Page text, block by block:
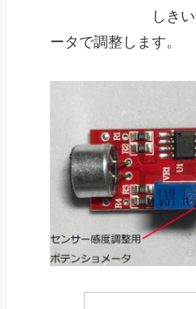
しきい値感度
ータで調整します。